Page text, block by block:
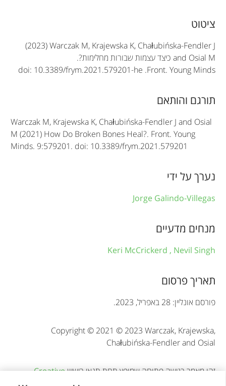
A
r
t
i
c
n
o
r
a
t
i
n
ציטוט
(2023) Warczak M, Krajewska K, Chałubińska-Fendler J
and Osial Mכיצד עצמות שבורות מחלימות?.
Front. Young Minds
.
doi: 10.3389/frym.2021.579201-he
תורגם והותאם
Warczak M, Krajewska K, Chałubińska-Fendler J and Osial
M (2021) How Do Broken Bones Heal?. Front. Young
Minds. 9:579201. doi: 10.3389/frym.2021.579201
נערך על ידי
Jorge Galindo-Villegas
מנחים מדעיים
Keri McCrickerd , Nevil Singh
תאריך פרסום
פורסם אונליין: 28 באפריל, 2023.
Copyright © 2021 © 2023 Warczak, Krajewska,
Chałubińska-Fendler and Osial
זהו מאמר בגישה פתוחה שמופץ תחת תנאי רישיוןCreative
. השימוש, ההפצה או